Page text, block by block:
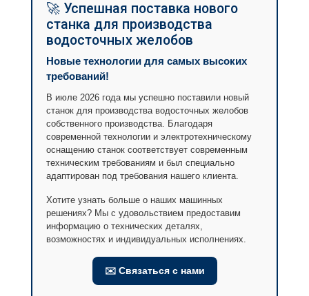
🚀 Успешная поставка нового
станка для производства
водосточных желобов
Новые технологии для самых высоких
требований!
В июле 2026 года мы успешно поставили новый
станок для производства водосточных желобов
собственного производства. Благодаря
современной технологии и электротехническому
оснащению станок соответствует современным
техническим требованиям и был специально
адаптирован под требования нашего клиента.
Хотите узнать больше о наших машинных
решениях? Мы с удовольствием предоставим
информацию о технических деталях,
возможностях и индивидуальных исполнениях.
✉️ Связаться с нами